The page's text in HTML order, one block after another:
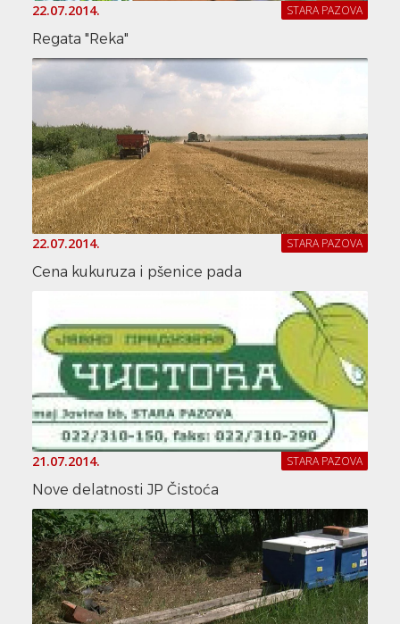
22.07.2014. STARA PAZOVA
Regata "Reka"
22.07.2014. STARA PAZOVA
Cena kukuruza i pšenice pada
21.07.2014. STARA PAZOVA
Nove delatnosti JP Čistoća